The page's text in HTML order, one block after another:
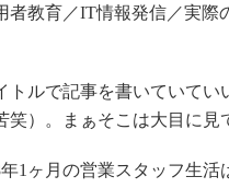
者教育／IT情報発信／実際
トルで記事を書いていて
）。まぁそこは大目に見
1ヶ月の営業スタッフ生活